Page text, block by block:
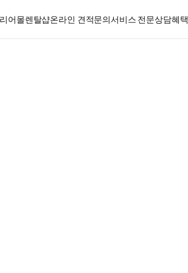
어몰렌탈샵온라인 견적문의서비스 전문상담혜